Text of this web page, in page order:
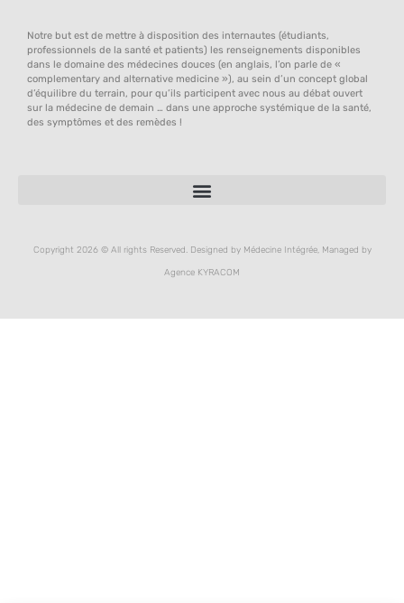
Notre but est de mettre à disposition des internautes (étudiants,
professionnels de la santé et patients) les renseignements disponibles
dans le domaine des médecines douces (en anglais, l’on parle de «
complementary and alternative medicine »), au sein d’un concept global
d’équilibre du terrain, pour qu’ils participent avec nous au débat ouvert
sur la médecine de demain … dans une approche systémique de la santé,
des symptômes et des remèdes !
Copyright 2026 © All rights Reserved. Designed by Médecine Intégrée, Managed by
Agence KYRACOM